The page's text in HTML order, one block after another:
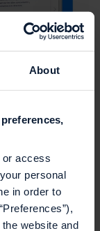
About
access
personal
in order to
website and
pour